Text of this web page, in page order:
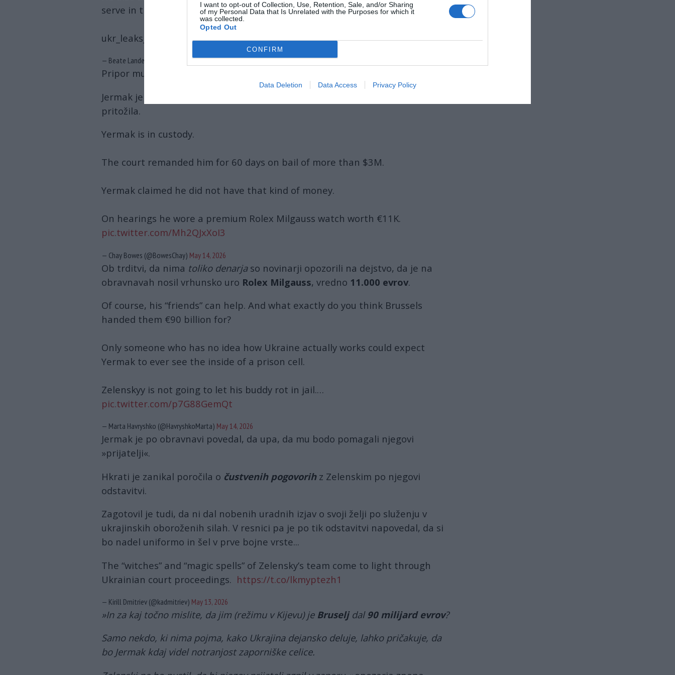
I want to opt-out of Collection, Use, Retention, Sale, and/or Sharing
of my Personal Data that Is Unrelated with the Purposes for which it
was collected.
Opted Out
CONFIRM
Data Deletion Data Access Privacy Policy
serve in the Ukrainian Armed Forces.
ukr_leaks_eng pic.twitter.com/l7dv26gelq
— Beate Landefeld (@BeateLandefeld)May 14, 2026
Pripor mu je bil odrejen z varščino v višini
Jermak je izjavil, da
pritožila.
Yermak is in custody.
The court remanded him for 60 days on bail of more than $3M.
Yermak claimed he did not have that kind of money.
On hearings he wore a premium Rolex Milgauss watch worth €11K.
pic.twitter.com/Mh2QJxXoI3
— Chay Bowes (@BowesChay) May 14, 2026
Ob trditvi, da nima toliko denarjaso novinarji opozorili na dejstvo, da je na
obravnavah nosil vrhunsko uro Rolex Milgauss, vredno 11.000 evrov.
Of course, his “friends” can help. And what exactly do you think Brussels
handed them €90 billion for?
Only someone who has no idea how Ukraine actually works could expect
Yermak to ever see the inside of a prison cell.
Zelenskyy is not going to let his buddy rot in jail.…
pic.twitter.com/p7G88GemQt
— Marta Havryshko (@HavryshkoMarta) May 14, 2026
Jermak je po obravnavi povedal, da upa, da mu bodo pomagali njegovi
»prijatelji«.
Hkrati je zanikal poročila o čustvenih pogovorihz Zelenskim po njegovi
odstavitvi.
Zagotovil je tudi, da ni dal nobenih uradnih izjav o svoji želji po služenju v
ukrajinskih oboroženih silah. V resnici pa je po tik odstavitvi napovedal, da si
bo nadel uniformo in šel v prve bojne vrste...
The “witches” and “magic spells” of Zelensky’s team come to light through
Ukrainian court proceedings. https://t.co/lkmyptezh1
— Kirill Dmitriev (@kadmitriev) May 13, 2026
»In za kaj točno mislite, da jim (režimu v Kijevu) je Bruseljdal 90 milijard evrov?
Samo nekdo, ki nima pojma, kako Ukrajina dejansko deluje, lahko pričakuje, da
bo Jermak kdaj videl notranjost zaporniške celice.